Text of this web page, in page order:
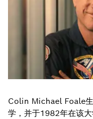
Colin Michael Foale
学，并于1982年在该